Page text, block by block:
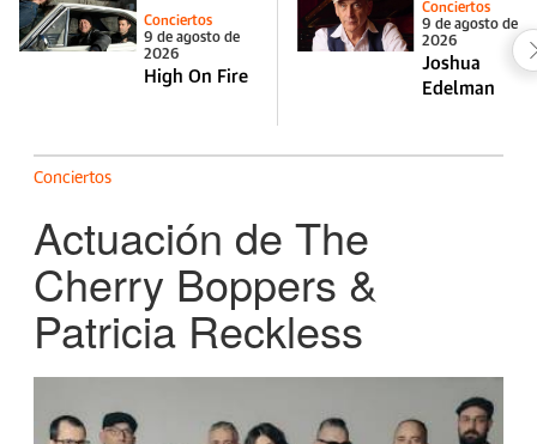
Conciertos
9 de agosto de
2026
High On Fire
Conciertos
9 de agosto de
2026
Joshua
Edelman
Conciertos
Actuación de The
Cherry Boppers &
Patricia Reckless